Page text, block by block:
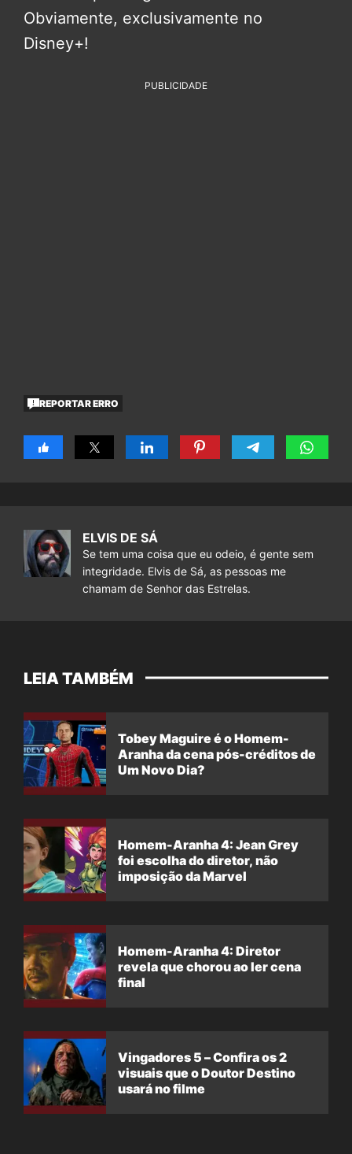
Obviamente, exclusivamente no
Disney+!
PUBLICIDADE
REPORTAR ERRO
ELVIS DE SÁ
Se tem uma coisa que eu odeio, é gente sem
integridade. Elvis de Sá, as pessoas me
chamam de Senhor das Estrelas.
LEIA TAMBÉM
Tobey Maguire é o Homem-
Aranha da cena pós-créditos de
Um Novo Dia?
Homem-Aranha 4: Jean Grey
foi escolha do diretor, não
imposição da Marvel
Homem-Aranha 4: Diretor
revela que chorou ao ler cena
final
Vingadores 5 – Confira os 2
visuais que o Doutor Destino
usará no filme